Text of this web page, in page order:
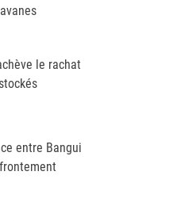
le rachat
entre Bangui